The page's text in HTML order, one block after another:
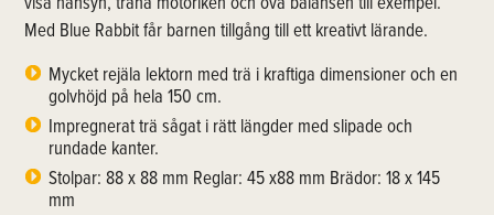
Med Blue Rabbit får barnen tillgång till ett kreativt lärande.
Mycket rejäla lektorn med trä i kraftiga dimensioner och en
golvhöjd på hela 150 cm.
Impregnerat trä sågat i rätt längder med slipade och
rundade kanter.
Stolpar: 88 x 88 mm Reglar: 45 x88 mm Brädor: 18 x 145
mm